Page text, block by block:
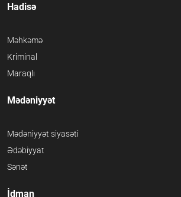
Hadisə
Məhkəmə
Kriminal
Maraqlı
Mədəniyyət
Mədəniyyət siyasəti
Ədəbiyyat
Sənət
İdman